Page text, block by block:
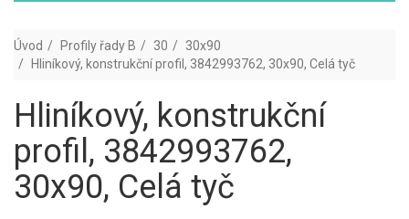
Úvod Profily řady B 30
30x90
Hliníkový, konstrukční profil, 3842993762, 30x90, Celá tyč
Hliníkový, konstrukční
profil, 3842993762,
30x90, Celá tyč